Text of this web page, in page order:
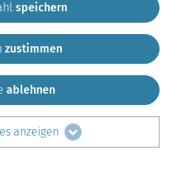
Impressum
Kontakt
auf:
LinkedIn
speichern
zustimmen
ablehnen
anzeigen